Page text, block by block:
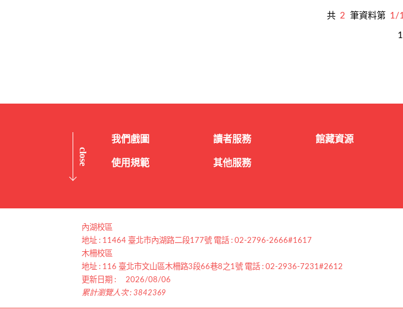
共 2 筆資料第 1/1
1
close
我們戲圖 讀者服務 館藏資源
使用規範 其他服務
內湖校區
地址 : 11464 臺北市內湖路二段177號 電話 : 02-2796-2666#1617
木柵校區
地址 : 116 臺北市文山區木柵路3段66巷8之1號 電話 : 02-2936-7231#2612
更新日期 :
2026/08/06
累計瀏覽人次 : 3842369